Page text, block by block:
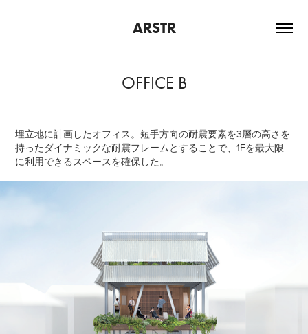
ARSTR
OFFICE B
埋立地に計画したオフィス。短手方向の耐震要素を3層の高さを
持ったダイナミックな耐震フレームとすることで、1Fを最大限
に利用できるスペースを確保した。